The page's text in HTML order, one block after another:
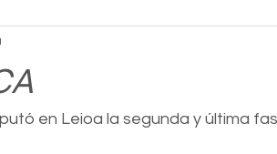
en Leioa la segunda y última